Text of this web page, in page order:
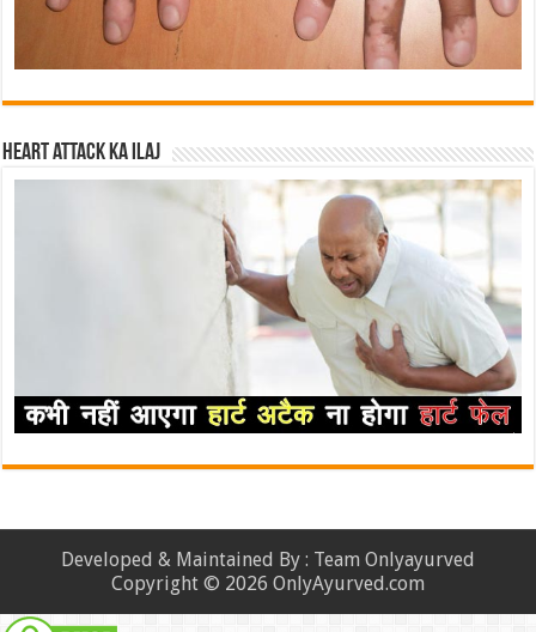
Heart attack ka ilaj
Developed & Maintained By : Team Onlyayurved
Copyright © 2026 OnlyAyurved.com